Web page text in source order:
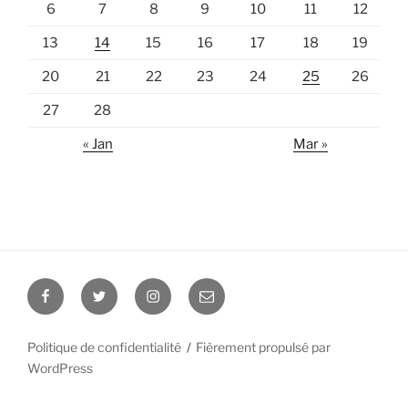
6 7 8 9 10 11 12
13 14 15 16 17 18 19
20 21 22 23 24 25 26
27 28
« Jan Mar »
FacebookTwitter Instagram
E-
mail
Politique de confidentialité
Fièrement propulsé par
WordPress